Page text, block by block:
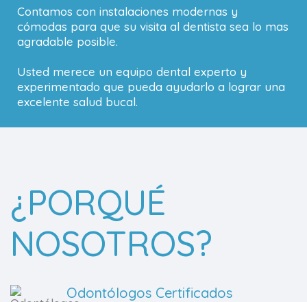
Contamos con instalaciones modernas y
cómodas para que su visita al dentista sea lo mas
agradable posible.
Usted merece un equipo dental experto y
experimentado que pueda ayudarlo a lograr una
excelente salud bucal.
¿PORQUÉ
NOSOTROS?
Odontólogos Certificados